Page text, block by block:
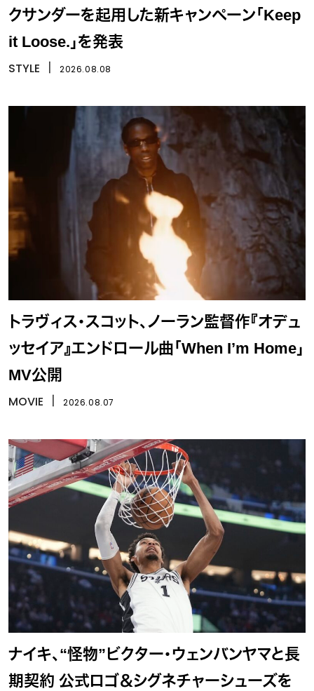
クサンダーを起用した新キャンペーン「Keep
it Loose.」を発表
STYLE 2026.08.08
トラヴィス・スコット、ノーラン監督作『オデュ
ッセイア』エンドロール曲「When I’m Home」
MV公開
MOVIE 2026.08.07
ナイキ、“怪物”ビクター・ウェンバンヤマと長
期契約 公式ロゴ＆シグネチャーシューズを